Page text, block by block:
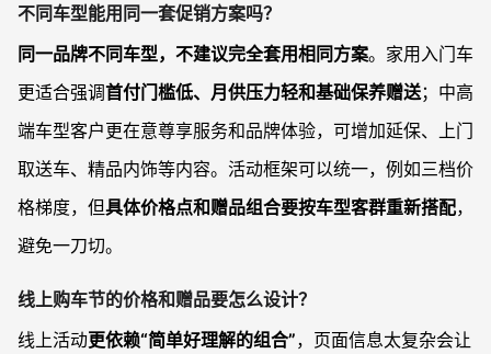
不同车型能用同一套促销方案吗？
同一品牌不同车型，不建议完全套用相同方案。家用入门车
更适合强调首付门槛低、月供压力轻和基础保养赠送；中高
端车型客户更在意尊享服务和品牌体验，可增加延保、上门
取送车、精品内饰等内容。活动框架可以统一，例如三档价
格梯度，但具体价格点和赠品组合要按车型客群重新搭配，
避免一刀切。
线上购车节的价格和赠品要怎么设计？
线上活动更依赖“简单好理解的组合”，页面信息太复杂会让